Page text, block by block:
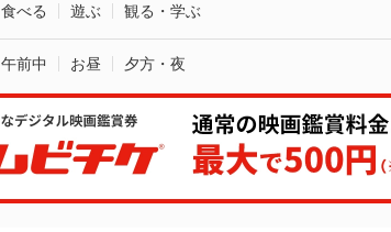
食べる 遊ぶ 観る・学ぶ
午前中 お昼 夕方・夜